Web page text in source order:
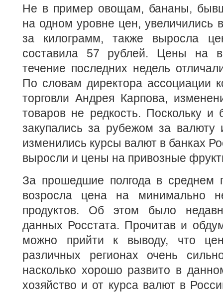
Не в пример овощам, бананы,
на одном уровне цен, увеличились
за килограмм, также выросла
составила 57 рублей. Цены на
течение последних недель
По словам директора ассоциации
торговли Андрея Карпова,
товаров не редкость. Поскольку и
закупались за рубежом за валюту
изменились курсы валют в банках
выросли и цены на привозные
За прошедшие полгода в среднем
возросла цена на минимально
продуктов. Об этом было
данных Росстата. Прочитав и
можно прийти к выводу, что
различных регионах очень
насколько хорошо развито в
хозяйство и от курса валют в